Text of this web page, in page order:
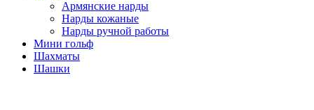
Армянские нарды
Нарды кожаные
Нарды ручной работы
Мини гольф
Шахматы
Шашки